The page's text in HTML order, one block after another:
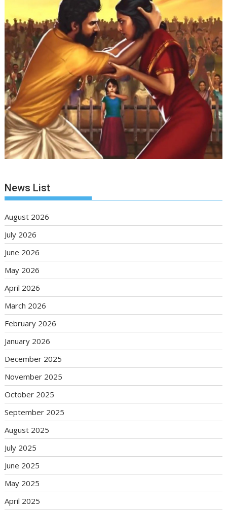
News List
August 2026
July 2026
June 2026
May 2026
April 2026
March 2026
February 2026
January 2026
December 2025
November 2025
October 2025
September 2025
August 2025
July 2025
June 2025
May 2025
April 2025